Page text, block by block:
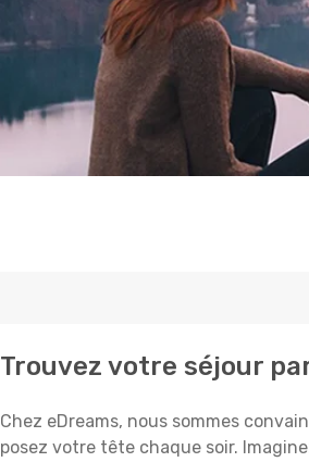
Trouvez votre séjour
Chez eDreams, nous sommes
posez votre tête chaque soir.